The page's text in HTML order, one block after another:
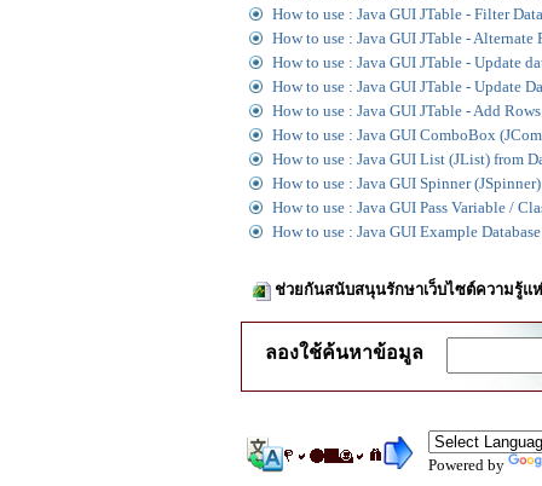
How to use : Java GUI JTable - Filter
How to use : Java GUI JTable -
How to use : Java GUI JTable - Update
How to use : Java GUI JTable - Update
How to use : Java GUI JTable - Add
How to use : Java GUI ComboBox
How to use : Java GUI List (JList) from
How to use : Java GUI Spinner
How to use : Java GUI Pass Variable /
How to use : Java GUI Example
ช่วยกันสนับสนุนรักษาเว็บไซต์ความรู้แ
ลองใช้ค้นหาข้อมูล
Powered by